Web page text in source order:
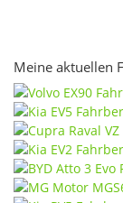
Meine aktuellen